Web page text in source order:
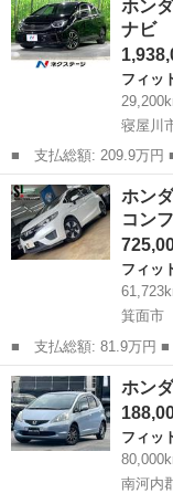
名： Ｆパッケージ 当
ナビ ＤＶＤ再生...
ホン
ナビ
フィッ
寝屋川
■ 支払総額: 209.9万円 ■ 車両本体価格： 1,938,000 円 ■ メーカ
ー名： ホンダ ■ 車種
Ｖ ＲＳ 純正８型ナビ
コントロ...
大阪 寝屋川市
ホン
コン
フィッ
箕面市
■ 支払総額: 81.9万円 ■ 車両本体価格： 725,000 円 ■ メーカー
名： ホンダ ■ 車種名
名： Ｆパッケージ コ
ナビ 地デジＴＶ...
大阪 箕面市 フ
ホン
フィッ
南河内